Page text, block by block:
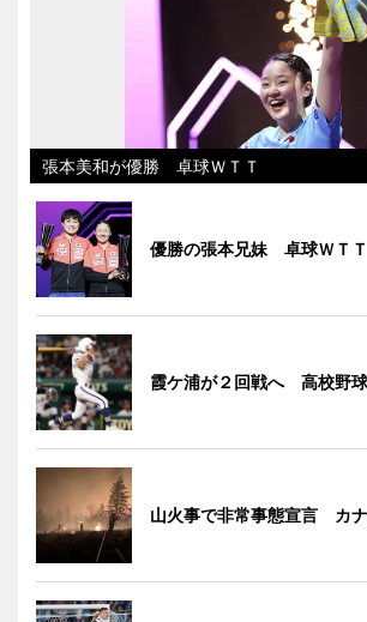
張本美和が優勝 卓球ＷＴＴ
優勝の張本兄妹 卓球ＷＴＴ
霞ケ浦が２回戦へ 高校野球
山火事で非常事態宣言 カ